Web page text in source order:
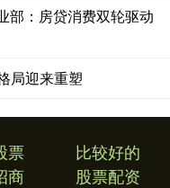
部：房贷消费双轮驱动
局迎来重塑
票
商
比较好的
股票配资